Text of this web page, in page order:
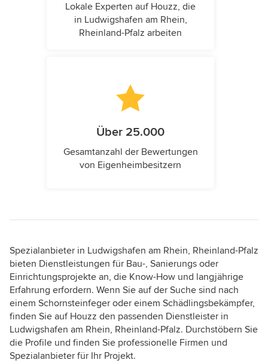
Lokale Experten auf Houzz, die
in Ludwigshafen am Rhein,
Rheinland-Pfalz arbeiten
Über 25.000
Gesamtanzahl der Bewertungen
von Eigenheimbesitzern
Spezialanbieter in Ludwigshafen am Rhein, Rheinland-Pfalz
bieten Dienstleistungen für Bau-, Sanierungs oder
Einrichtungsprojekte an, die Know-How und langjährige
Erfahrung erfordern. Wenn Sie auf der Suche sind nach
einem Schornsteinfeger oder einem Schädlingsbekämpfer,
finden Sie auf Houzz den passenden Dienstleister in
Ludwigshafen am Rhein, Rheinland-Pfalz. Durchstöbern Sie
die Profile und finden Sie professionelle Firmen und
Spezialanbieter für Ihr Projekt.